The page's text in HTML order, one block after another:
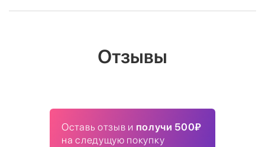
Отзывы
Оставь отзыв и получи 500₽
на следущую покупку